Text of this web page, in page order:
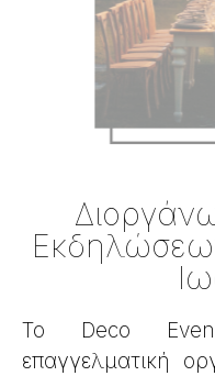
Το Deco
επαγγελματική